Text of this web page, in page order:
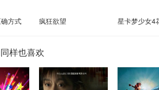
方式 疯狂欲望
样也喜欢